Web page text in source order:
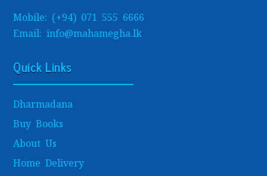
Mobile: (+94) 071 555 6666
Email: info@mahamegha.lk
Quick Links
Dharmadana
Buy Books
About Us
Home Delivery